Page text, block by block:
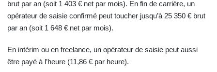
brut par an (soit 1 403 € net par mois). En fin de carrière, un
opérateur de saisie confirmé peut toucher jusqu’à 25 350 € brut
par an (soit 1 648 € net par mois).
En intérim ou en freelance, un opérateur de saisie peut aussi
être payé à l’heure (11,86 € par heure).